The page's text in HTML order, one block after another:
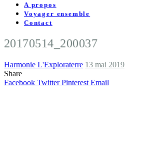
A propos
Voyager ensemble
Contact
20170514_200037
Harmonie L'Exploraterre 13 mai 2019
Share
Facebook Twitter Pinterest Email